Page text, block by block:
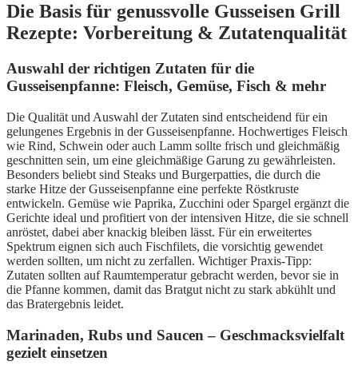
Die Basis für genussvolle Gusseisen Grill
Rezepte: Vorbereitung & Zutatenqualität
Auswahl der richtigen Zutaten für die
Gusseisenpfanne: Fleisch, Gemüse, Fisch & mehr
Die Qualität und Auswahl der Zutaten sind entscheidend für ein
gelungenes Ergebnis in der Gusseisenpfanne. Hochwertiges Fleisch
wie Rind, Schwein oder auch Lamm sollte frisch und gleichmäßig
geschnitten sein, um eine gleichmäßige Garung zu gewährleisten.
Besonders beliebt sind Steaks und Burgerpatties, die durch die
starke Hitze der Gusseisenpfanne eine perfekte Röstkruste
entwickeln. Gemüse wie Paprika, Zucchini oder Spargel ergänzt die
Gerichte ideal und profitiert von der intensiven Hitze, die sie schnell
anröstet, dabei aber knackig bleiben lässt. Für ein erweitertes
Spektrum eignen sich auch Fischfilets, die vorsichtig gewendet
werden sollten, um nicht zu zerfallen. Wichtiger Praxis-Tipp:
Zutaten sollten auf Raumtemperatur gebracht werden, bevor sie in
die Pfanne kommen, damit das Bratgut nicht zu stark abkühlt und
das Bratergebnis leidet.
Marinaden, Rubs und Saucen – Geschmacksvielfalt
gezielt einsetzen